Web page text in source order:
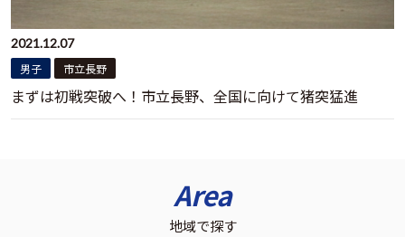
2021.12.07
男子
市立長野
まずは初戦突破へ！市立長野、全国に向けて猪突猛進
Area
地域で探す